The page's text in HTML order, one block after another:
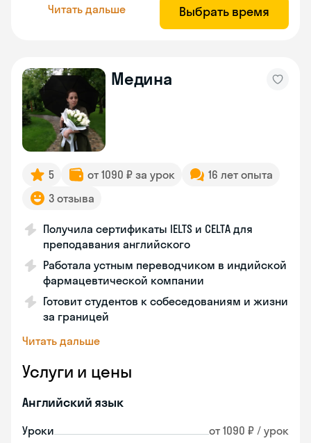
Читать дальше Выбрать время
Медина
5 от 1090 ₽ за урок
16 лет опыта
3 отзыва
Получила сертификаты IELTS и CELTA для
преподавания английского
Работала устным переводчиком в индийской
фармацевтической компании
Готовит студентов к собеседованиям и жизни
за границей
Читать дальше
Услуги и цены
Английский язык
Уроки от 1090 ₽ / урок